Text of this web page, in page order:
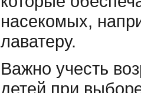
насекомых,
лаватеру.
Важно учесть
детей при